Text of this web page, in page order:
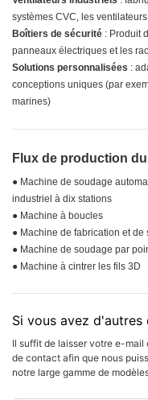
systèmes CVC, les
Boîtiers de sécurité : Produit
panneaux électriques et les
Solutions personnalisées :
conceptions uniques (par
marines)
Flux de production
● Machine de soudage
industriel à dix stations
● Machine à boucles
● Machine de fabrication et
● Machine de soudage par
● Machine à cintrer les fils 3D
Si vous avez
Il suffit de laisser votre e-mail
de contact afin que nous
notre large gamme de